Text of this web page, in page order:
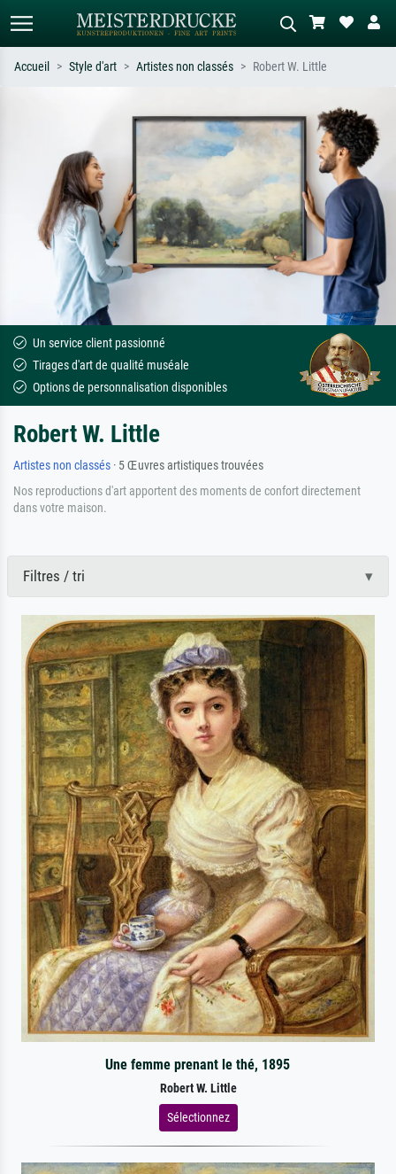
ex. Monet, Nuit étoilée,
impressionnisme, vague de Hokusai,
nu.
Décrivez la scène – ex. prairie verte,
abstrait avec beaucoup de rouge,
tableau sombre, nu debout près d'un
arbre.
Accueil Style d'art Artistes non classés Robert W. Little
Un service client passionné
Tirages d'art de qualité muséale
Options de personnalisation disponibles
Robert W. Little
Artistes non classés · 5 Œuvres artistiques trouvées
Nos reproductions d'art apportent des moments de confort directement
dans votre maison.
Filtres / tri
Une femme prenant le thé, 1895
Robert W. Little
Sélectionnez